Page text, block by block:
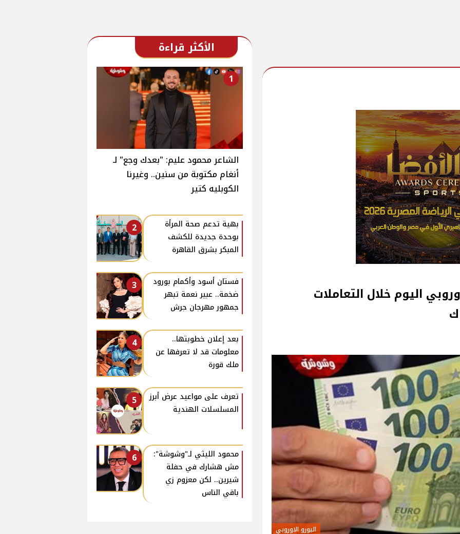
اليوم خلال التعاملات
اليورو الاوروبي
الأكثر قراءة
1
الشاعر محمود عليم: "بعدك وجع" لـ
أنغام مكتوبة من سنين.. وغيرنا
الكوبليه كتير
2
بهية تدعم صحة المرأة
بوحدة جديدة للكشف
المبكر بشرق القاهرة
3
فستان أسود وأكمام بورود
ضخمة.. عبير نعمة تبهر
جمهور مهرجان جرش
4
بعد إعلان خطوبتها..
معلومات قد لا تعرفها عن
ملك قورة
5
تعرف على مواعيد عرض أبرز
المسلسلات الهندية
6
محمود الليثي لـ"وشوشة":
مش هشارك في حفلة
شيرين.. لكن معزوم زي
باقي الناس